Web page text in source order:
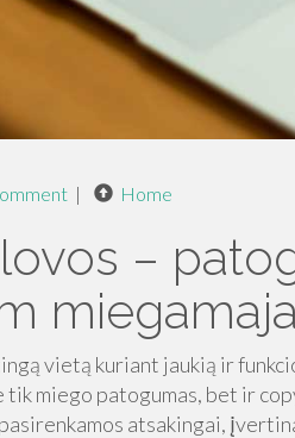
| Home
–
vietą kuriant jaukią ir
miego patogumas, bet ir
atsakingai,